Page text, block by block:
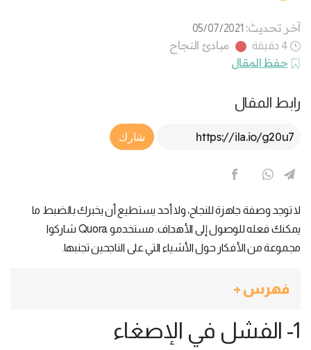
آخر تحديث: 05/07/2021
4 دقيقة
مبادئ النجاح
حفظ المقال
رابط المقال
Article Link
شارك
لا توجد وصفة جاهزة للنجاح، ولا أحد يستطيع أن يخبرك بالضبط ما
يمكنك فعله للوصول إلى الأهداف. مستخدمو Quora شاركوا
مجموعة من الأفكار حول الأشياء التي على الناجحين تجنبها.
فهرس +
1- الفشل في الإصغاء